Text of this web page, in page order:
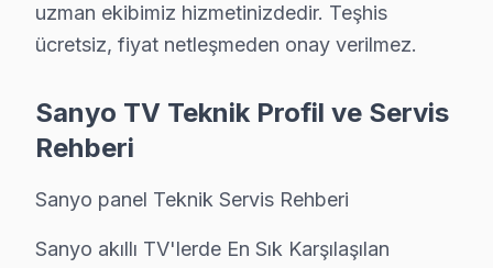
Somut E-E-A-T örnekleri: Güç kartı arızası
Ataşehir bölgesine özgü: İstanbul Finans Merkezi
Ataşehir Sanyo Servisimizin Hizmet Verdiği
Ataşehir'da Sanyo televizyon servisi arıyorsanız,
Ataşehir'da Sanyo Servisi — Sık Sorulanlar
uzman ekibimiz hizmetinizdedir. Teşhis
ücretsiz, fiyat netleşmeden onay verilmez.
Sanyo TV Teknik Profil ve Servis
Rehberi
Sanyo panel Teknik Servis Rehberi
Sanyo akıllı TV'lerde En Sık Karşılaşılan